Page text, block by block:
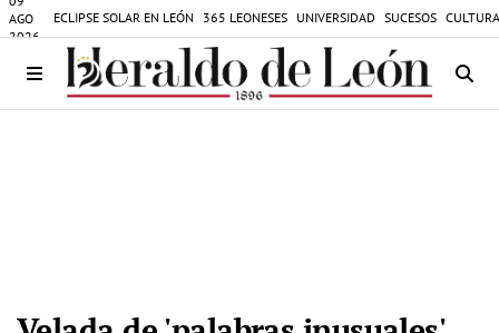
AGO
2026
ECLIPSE SOLAR EN LEÓN 365 LEONESES UNIVERSIDAD SUCESOS